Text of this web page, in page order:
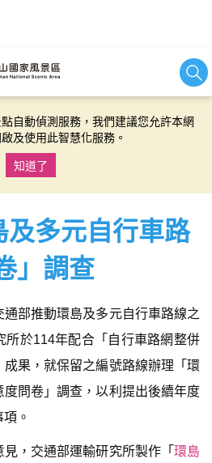
術以持續優化網站服務，並有助於為
自動偵測服務，我們建議您允許本網
及使用此智慧化服務。
知道了
及多元自行車路
」調查
部推動環島及多元自行車路線之
所於114年配合「自行車路網整併
果，就保留之編號路線辦理「環
問卷」調查，以利提出後續年度
。
，交通部運輸研究所製作「 環島